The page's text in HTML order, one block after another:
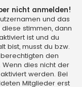
nicht anmelden!
und das
stimmen, dann
ist und du
bist, musst du bzw.
den
dies nicht der
werden. Bei
Mitglieder erst